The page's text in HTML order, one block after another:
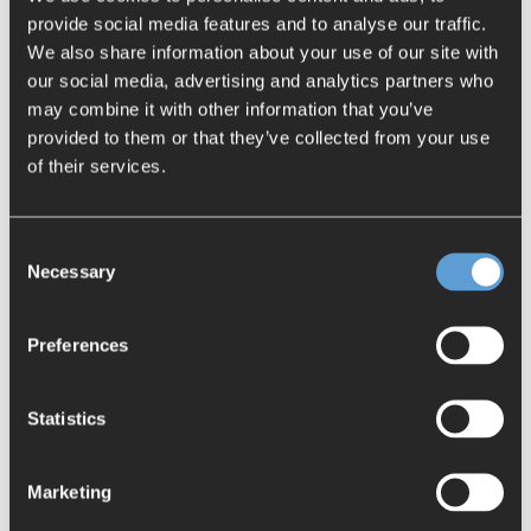
provide social media features and to analyse our traffic.
We also share information about your use of our site with
our social media, advertising and analytics partners who
may combine it with other information that you’ve
provided to them or that they’ve collected from your use
of their services.
Selection
Necessary
Preferences
Statistics
Marketing
andere Datenquellen zu synchronisieren.
Die Vorteile von SaaS-
Lösungen
Cloudbasierte SaaS-PLM-Lösungenbieten integrierte
Branchenanforderungen angepasst oder vom Kunden
ermöglichen eine schnellere und genauere Erstellung
und Steuerung von Stücklisten und bieten Vorteile wie
verteilte Gesamtbetriebskosten, erweiterte